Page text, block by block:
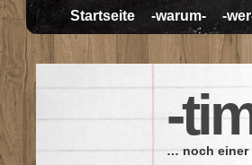
Startseite -warum- -
-
… noch